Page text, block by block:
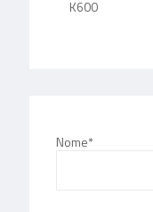
K600
Nome*